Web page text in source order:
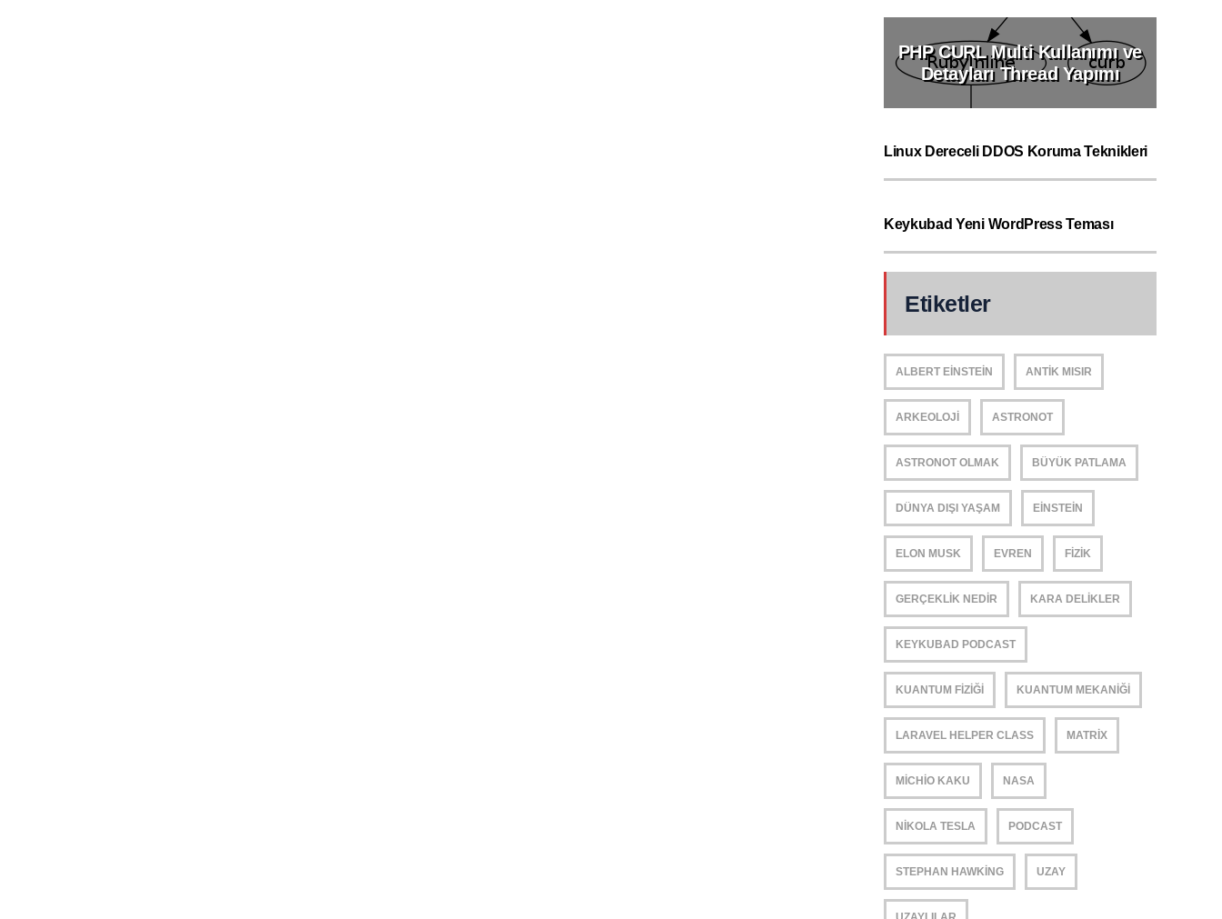
PHP CURL Multi Kullanımı ve
Detayları Thread Yapımı
Linux Dereceli DDOS Koruma Teknikleri
Keykubad Yeni WordPress Teması
Etiketler
ALBERT EINSTEIN ANTIK MISIR
ARKEOLOJI ASTRONOT
ASTRONOT OLMAK BÜYÜK PATLAMA
DÜNYA DIŞI YAŞAM EINSTEIN
ELON MUSK EVREN FIZIK
GERÇEKLIK NEDIR KARA DELIKLER
KEYKUBAD PODCAST
KUANTUM FIZIĞI KUANTUM MEKANIĞI
LARAVEL HELPER CLASS MATRIX
MICHIO KAKU NASA
NIKOLA TESLA PODCAST
STEPHAN HAWKING UZAY